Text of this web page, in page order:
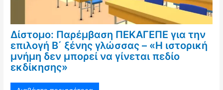
Δίστομο: Παρέμβαση ΠΕΚΑΓΕΠΕ για την
επιλογή Β΄ ξένης γλώσσας – «Η ιστορική
μνήμη δεν μπορεί να γίνεται πεδίο
εκδίκησης»